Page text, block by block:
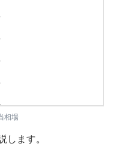
相場
します。